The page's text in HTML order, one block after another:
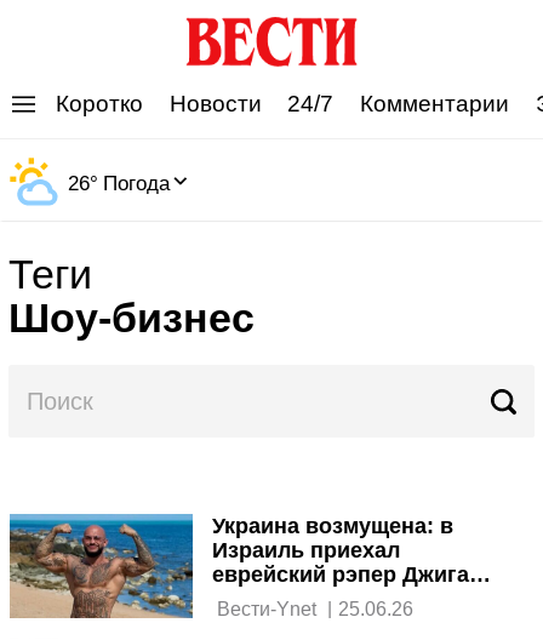
Коротко Новости 24/7 Комментарии
26° Погода
Теги
Шоу-бизнес
Украина возмущена: в
Израиль приехал
еврейский рэпер Джиган
из России Вести-Ynet | 25.06.26